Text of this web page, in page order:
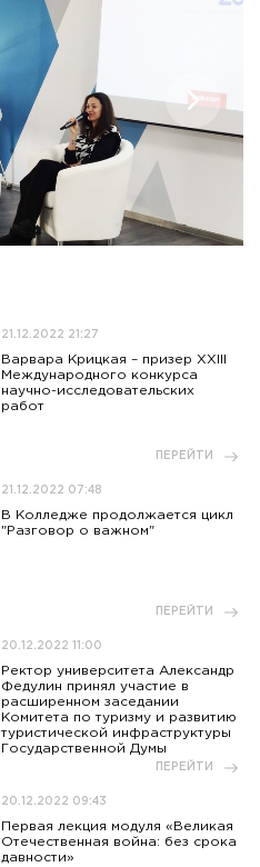
21.12.2022 21:27
Варвара Крицкая – призер XXIII
Международного конкурса
научно-исследовательских
работ
ПЕРЕЙТИ
21.12.2022 07:48
В Колледже продолжается цикл
"Разговор о важном"
ПЕРЕЙТИ
20.12.2022 11:00
Ректор университета Александр
Федулин принял участие в
расширенном заседании
Комитета по туризму и развитию
туристической инфраструктуры
Государственной Думы
ПЕРЕЙТИ
20.12.2022 09:43
Первая лекция модуля «Великая
Отечественная война: без срока
давности»